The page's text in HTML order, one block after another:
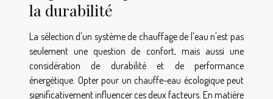
la durabilité
La sélection d'un système de chauffage de l'eau n'est pas
seulement une question de confort, mais aussi une
considération de durabilité et de performance
énergétique. Opter pour un chauffe-eau écologique peut
significativement influencer ces deux facteurs. En matière